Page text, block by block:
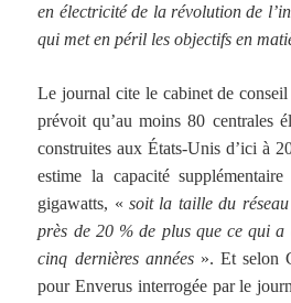
en électricité de la révolution de
qui met en péril les objectifs en
Le journal cite le cabinet de
prévoit qu’au moins 80 centrales
construites aux États-Unis d’ici à
estime la capacité
gigawatts, «soit la taille du
près de 20 % de plus que ce qui a
cinq dernières années». Et selon
pour Enverus interrogée par le